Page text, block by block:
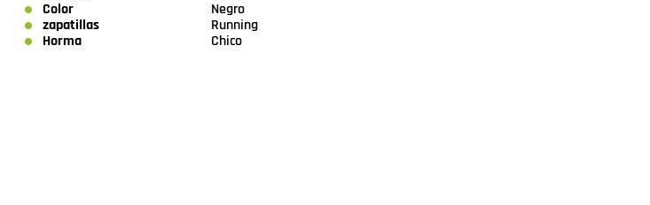
Color
Negro
zapatillas
Running
Horma
Chico